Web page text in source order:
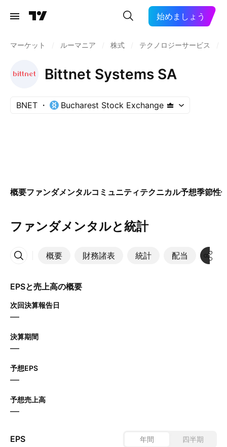
始めましょう
マーケット ルーマニア 株式 テクノロジーサービス
Bittnet Systems SA
BNET Bucharest Stock Exchange
概要ファンダメンタルコミュニティテクニカル予想季節性
ファンダメンタルと統計
概要 財務諸表 統計 配当 決算
その他
EPSと売上高の概要
次回決算報告日
—
決算期間
—
予想EPS
—
予想売上高
—
EPS 年間 四半期